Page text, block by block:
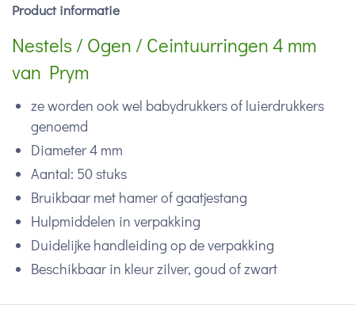
Product informatie
Nestels / Ogen / Ceintuurringen 4 mm
van Prym
ze worden ook wel babydrukkers of luierdrukkers
genoemd
Diameter 4 mm
Aantal: 50 stuks
Bruikbaar met hamer of gaatjestang
Hulpmiddelen in verpakking
Duidelijke handleiding op de verpakking
Beschikbaar in kleur zilver, goud of zwart